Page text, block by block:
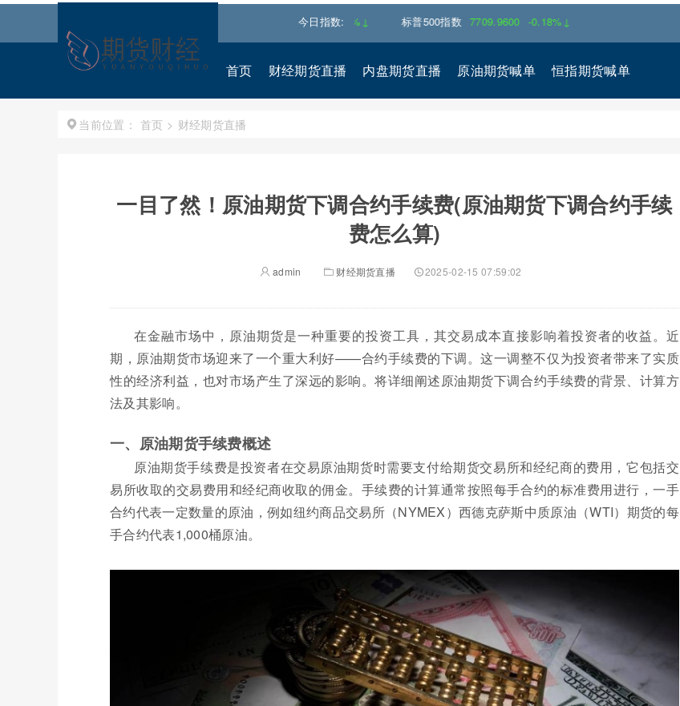
今日指数:
-0.06%↓ 标普500指数 7709.9600 -0.18%↓
首页 财经期货直播 内盘期货直播 原油期货喊单 恒指期货喊单
当前位置： 首页 > 财经期货直播
一目了然！原油期货下调合约手续费(原油期货下调合约手续
费怎么算)
admin 财经期货直播 2025-02-15 07:59:02
在金融市场中，原油期货是一种重要的投资工具，其交易成本直接影响着投资者的收益。近
期，原油期货市场迎来了一个重大利好——合约手续费的下调。这一调整不仅为投资者带来了实质
性的经济利益，也对市场产生了深远的影响。将详细阐述原油期货下调合约手续费的背景、计算方
法及其影响。
一、原油期货手续费概述
原油期货手续费是投资者在交易原油期货时需要支付给期货交易所和经纪商的费用，它包括交
易所收取的交易费用和经纪商收取的佣金。手续费的计算通常按照每手合约的标准费用进行，一手
合约代表一定数量的原油，例如纽约商品交易所（NYMEX）西德克萨斯中质原油（WTI）期货的每
手合约代表1,000桶原油。